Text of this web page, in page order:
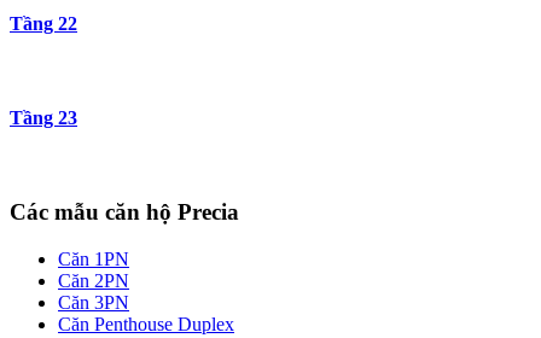
Tầng 22
Tầng 23
Các mẫu căn hộ Precia
Căn 1PN
Căn 2PN
Căn 3PN
Căn Penthouse Duplex